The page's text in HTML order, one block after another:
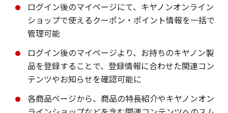
ログイン後のマイページにて、キヤノンオンライン
ショップで使えるクーポン・ポイント情報を一括で
管理可能
ログイン後のマイページより、お持ちのキヤノン製
品を登録することで、登録情報に合わせた関連コン
テンツやお知らせを確認可能に
各商品ページから、商品の特長紹介やキヤノンオン